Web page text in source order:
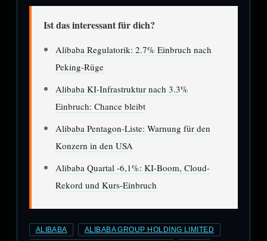
Ist das interessant für dich?
Alibaba Regulatorik: 2.7% Einbruch nach
Peking-Rüge
Alibaba KI-Infrastruktur nach 3.3%
Einbruch: Chance bleibt
Alibaba Pentagon-Liste: Warnung für den
Konzern in den USA
Alibaba Quartal -6,1%: KI-Boom, Cloud-
Rekord und Kurs-Einbruch
ALIBABA ALIBABA GROUP HOLDING LIMITED